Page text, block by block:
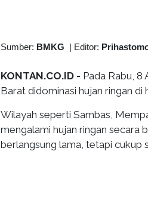
Sumber: BMKG | Editor:
KONTAN.CO.ID - Pada Rabu, 8
Barat didominasi hujan ringan di
Wilayah seperti Sambas,
mengalami hujan ringan secara
berlangsung lama, tetapi cukup